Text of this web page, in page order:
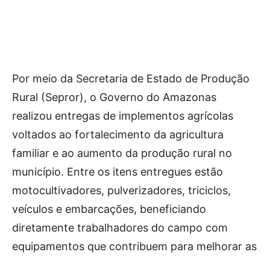
Por meio da Secretaria de Estado de Produção
Rural (Sepror), o Governo do Amazonas
realizou entregas de implementos agrícolas
voltados ao fortalecimento da agricultura
familiar e ao aumento da produção rural no
município. Entre os itens entregues estão
motocultivadores, pulverizadores, triciclos,
veículos e embarcações, beneficiando
diretamente trabalhadores do campo com
equipamentos que contribuem para melhorar as